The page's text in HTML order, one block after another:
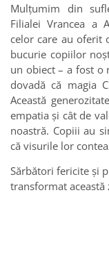
Mulțumim din
Filialei Vrancea a
celor care au oferit
bucurie copiilor
un obiect – a fost o
dovadă că magia
Această
empatia și cât de
noastră. Copiii au
că visurile lor
Sărbători fericite și
transformat această